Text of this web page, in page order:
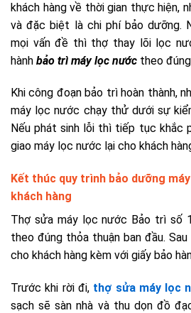
khách hàng về thời gian thực hiện,
và đặc biệt là chi phí bảo dưỡng.
mọi vấn đề thì thợ thay lõi lọc
hành bảo trì máy lọc nước theo
Khi công đoạn bảo trì hoàn thành,
máy lọc nước chạy thử dưới sự
Nếu phát sinh lỗi thì tiếp tục khắc
giao máy lọc nước lại cho khách
Kết thúc quy trình bảo dưỡng
khách hàng
Thợ sửa máy lọc nước Bảo trì số
theo đúng thỏa thuận ban đầu.
cho khách hàng kèm với giấy bảo
Trước khi rời đi, thợ sửa máy lọc
sạch sẽ sàn nhà và thu dọn đồ